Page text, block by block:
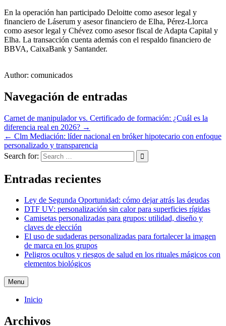
En la operación han participado Deloitte como asesor legal y
financiero de Láserum y asesor financiero de Elha, Pérez-Llorca
como asesor legal y Chévez como asesor fiscal de Adapta Capital y
Elha. La transacción cuenta además con el respaldo financiero de
BBVA, CaixaBank y Santander.
Author: comunicados
Navegación de entradas
Carnet de manipulador vs. Certificado de formación: ¿Cuál es la
diferencia real en 2026? →
← Clm Mediación: líder nacional en bróker hipotecario con enfoque
personalizado y transparencia
Search for:
Entradas recientes
Ley de Segunda Oportunidad: cómo dejar atrás las deudas
DTF UV: personalización sin calor para superficies rígidas
Camisetas personalizadas para grupos: utilidad, diseño y
claves de elección
El uso de sudaderas personalizadas para fortalecer la imagen
de marca en los grupos
Peligros ocultos y riesgos de salud en los rituales mágicos con
elementos biológicos
Menu
Inicio
Archivos